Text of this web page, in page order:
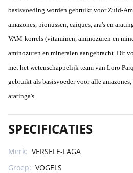
basisvoeding worden gebruikt voor Zuid-
amazones, pionussen, caiques, ara's en
VAM-korrels (vitaminen, aminozuren en
aminozuren en mineralen aangebracht. Dit
met het wetenschappelijk team van Loro
gebruikt als basisvoeder voor alle
aratinga's
SPECIFICATIES
Merk: VERSELE-LAGA
Groep: VOGELS